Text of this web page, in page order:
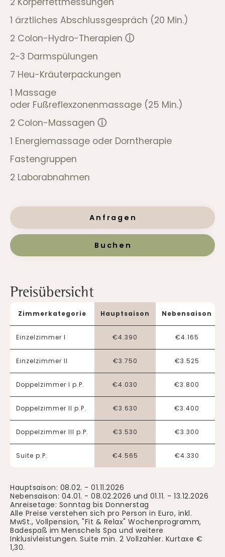
1 ärztliches Abschlussgespräch (20 Min.)
2 Colon-Hydro-Therapien ⓘ
2-3 Darmspülungen
7 Heu-Kräuterpackungen
1 Massage
oder Fußreflexzonenmassage (25 Min.)
2 Colon-Massagen ⓘ
1 Energiemassage oder Dorntherapie
Fastengruppen
2 Laborabnahmen
Anfragen
Buchen
Preisübersicht
Zimmerkategorie
Einzelzimmer I
Einzelzimmer II
Doppelzimmer I p.P.
Doppelzimmer II p.P.
Doppelzimmer III p.P.
Suite p.P.
Hauptsaison
€4.390
€3.750
€4.030
€3.630
€3.530
€4.565
Nebensaison
€4.165
€3.525
€3.800
€3.400
€3.300
€4.330
Hauptsaison: 08.02. - 01.11.2026
Nebensaison: 04.01. - 08.02.2026 und 01.11. - 13.12.2026
Anreisetage: Sonntag bis Donnerstag
Alle Preise verstehen sich pro Person in Euro, inkl.
MwSt., Vollpension, "Fit & Relax" Wochenprogramm,
Badespaß im Menschels Spa und weitere
Inklusivleistungen. Suite min. 2 Vollzahler. Kurtaxe €
1,30.